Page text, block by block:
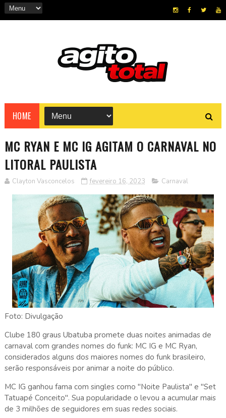
HOME
MC RYAN E MC IG AGITAM O CARNAVAL NO
LITORAL PAULISTA
Clayton Vasconcelos fevereiro 16, 2023 Carnaval
Foto: Divulgação
Clube 180 graus Ubatuba promete duas noites animadas de
carnaval com grandes nomes do funk: MC IG e MC Ryan,
considerados alguns dos maiores nomes do funk brasileiro,
serão responsáveis por animar a noite do público.
MC IG ganhou fama com singles como "Noite Paulista" e "Set
Tatuapé Conceito". Sua popularidade o levou a acumular mais
de 3 milhões de seguidores em suas redes sociais.